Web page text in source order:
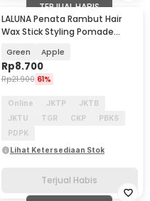
TERJUAL HABIS
LALUNA Penata Rambut Hair
Wax Stick Styling Pomade
Green Apple
Rp8.700
Rp21.900 61%
Online JKTP
JKTB
JKTU
TGR CKP
PBKS
PDPK
Lihat Ketersediaan Stok
Terjual Habis